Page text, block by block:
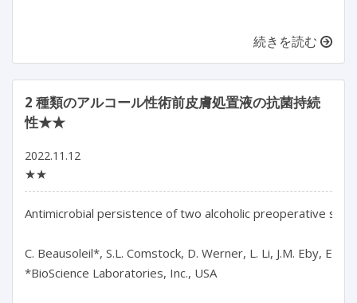
続きを読む
2 種類のアルコール性術前皮膚処置液の抗菌持続
性★★
2022.11.12
★★
Antimicrobial persistence of two alcoholic preoperative skin
C. Beausoleil*, S.L. Comstock, D. Werner, L. Li, J.M. Eby, E.C.
*BioScience Laboratories, Inc., USA